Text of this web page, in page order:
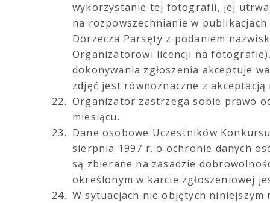
wykorzystanie tej fotografii, jej
na rozpowszechnianie w
Dorzecza Parsęty z podaniem
Organizatorowi licencji na fotografie).
dokonywania zgłoszenia akceptuje
zdjęć jest równoznaczne z
Organizator zastrzega sobie prawo
miesiącu.
Dane osobowe Uczestników
sierpnia 1997 r. o ochronie danych
są zbierane na zasadzie
określonym w karcie zgłoszeniowej
W sytuacjach nie objętych